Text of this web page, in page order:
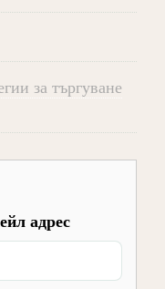
за търгуване
адрес